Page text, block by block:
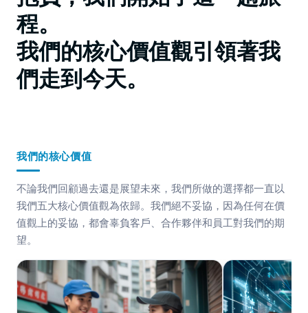
程。
我們的核心價值觀引領著我
們走到今天。
我們的核心價值
不論我們回顧過去還是展望未來，我們所做的選擇都一直以
我們五大核心價值觀為依歸。我們絕不妥協，因為任何在價
值觀上的妥協，都會辜負客戶、合作夥伴和員工對我們的期
望。